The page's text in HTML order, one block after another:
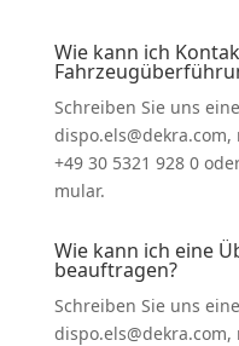
Wie kann ich
Schreiben Sie uns
+49 30 5321 928 0
mular.
Wie kann ich eine
beauf­tragen?
Schreiben Sie uns